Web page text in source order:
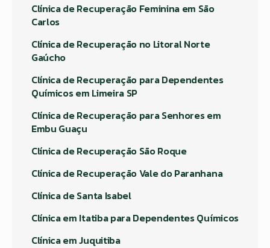
Clínica de Recuperação Feminina em São
Carlos
Clínica de Recuperação no Litoral Norte
Gaúcho
Clínica de Recuperação para Dependentes
Químicos em Limeira SP
Clínica de Recuperação para Senhores em
Embu Guaçu
Clínica de Recuperação São Roque
Clínica de Recuperação Vale do Paranhana
Clínica de Santa Isabel
Clínica em Itatiba para Dependentes Químicos
Clínica em Juquitiba